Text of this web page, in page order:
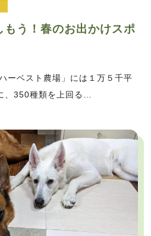
もう！春のお出かけスポ
ーベスト農場」には１万５千平
、350種類を上回る…